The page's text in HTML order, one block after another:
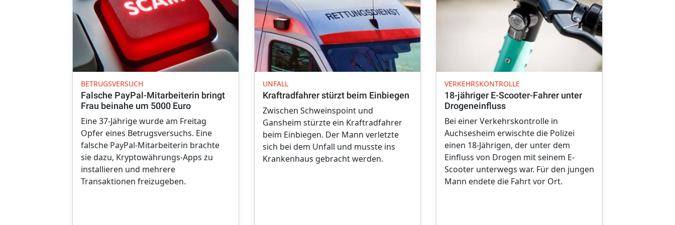
BETRUGSVERSUCH
Falsche PayPal-Mitarbeiterin bringt
Frau beinahe um 5000 Euro
Eine 37-Jährige wurde am Freitag
Opfer eines Betrugsversuchs. Eine
falsche PayPal-Mitarbeiterin brachte
sie dazu, Kryptowährungs-Apps zu
installieren und mehrere
Transaktionen freizugeben.
UNFALL
Kraftradfahrer stürzt beim Einbiegen
Zwischen Schweinspoint und
Gansheim stürzte ein Kraftradfahrer
beim Einbiegen. Der Mann verletzte
sich bei dem Unfall und musste ins
Krankenhaus gebracht werden.
VERKEHRSKONTROLLE
18-jähriger E-Scooter-Fahrer unter
Drogeneinfluss
Bei einer Verkehrskontrolle in
Auchsesheim erwischte die Polizei
einen 18-Jährigen, der unter dem
Einfluss von Drogen mit seinem E-
Scooter unterwegs war. Für den jungen
Mann endete die Fahrt vor Ort.